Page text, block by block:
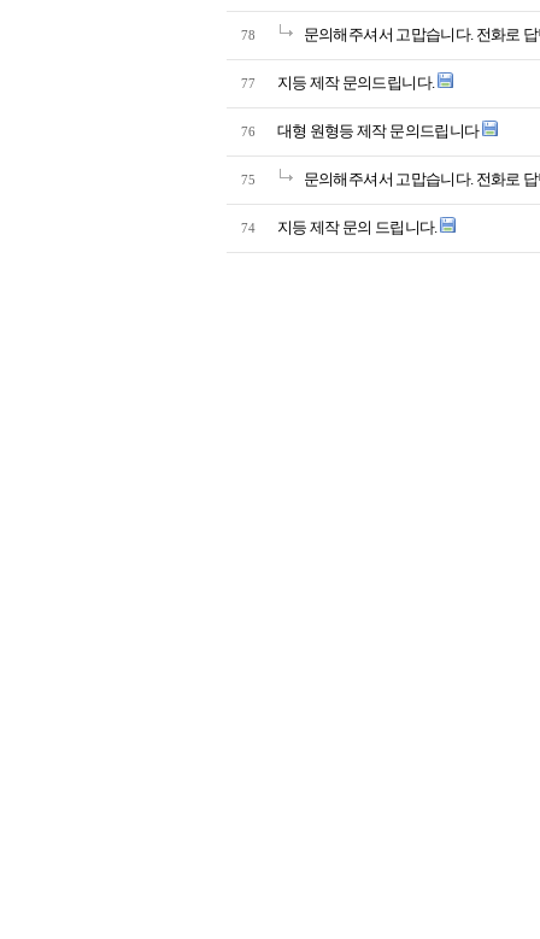
78 문의해주셔서 고맙습니다. 전화로
77 지등 제작 문의드립니다.
76 대형 원형등 제작 문의드립니다
75 문의해주셔서 고맙습니다. 전화로
74 지등 제작 문의 드립니다.